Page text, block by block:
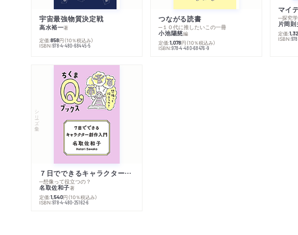
宇宙最強物質決定戦
高水裕一著
定価:858円 （10％税込み）
ISBN:978-4-480-68445-5
つながる読書
─１０代に推したいこの一冊
小池陽慈編
定価:1,078円 （10％税込み）
ISBN:978-4-480-68476-9
マイ
─探究
片岡
定価:
ISBN:
シリーズ・全集
７日でできるキャラクター創作入門
─想像って役立つの？
名取佐和子著
定価:1,540円 （10％税込み）
ISBN:978-4-480-25162-6